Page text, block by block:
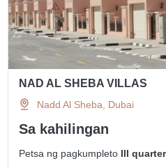
NAD AL SHEBA VILLAS
Nadd Al Sheba, Dubai
Sa kahilingan
Petsa ng pagkumpleto III